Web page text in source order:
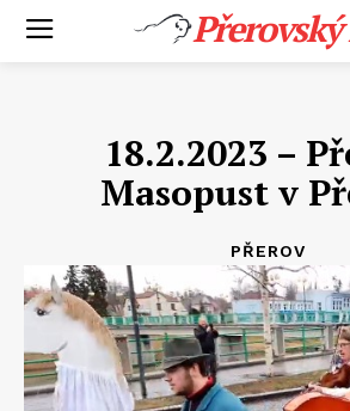
Přerovský
18.2.2023 –
Masopust v
PŘEROV